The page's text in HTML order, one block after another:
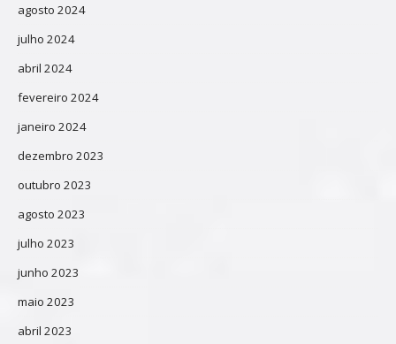
agosto 2024
julho 2024
abril 2024
fevereiro 2024
janeiro 2024
dezembro 2023
outubro 2023
agosto 2023
julho 2023
junho 2023
maio 2023
abril 2023